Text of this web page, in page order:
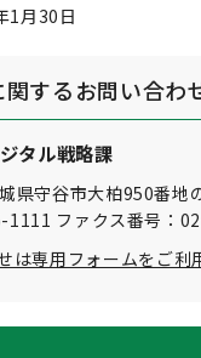
1月30日
するお問い合わ
タル戦略課
県守谷市大柏950番地
1111 ファクス番号：
は専用フォームをご利